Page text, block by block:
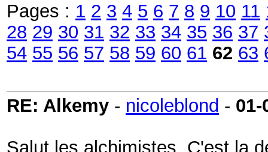
Pages : 1 2 3 4 5 6 7 8 9 10 11
28 29 30 31 32 33 34 35 36 37
54 55 56 57 58 59 60 61 62 63
RE: Alkemy - nicoleblond - 01-
Salut les alchimistes. C'est la